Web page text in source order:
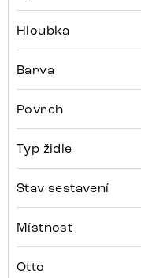
Hloubka
Barva
Povrch
Typ židle
Stav sestavení
Místnost
Otto